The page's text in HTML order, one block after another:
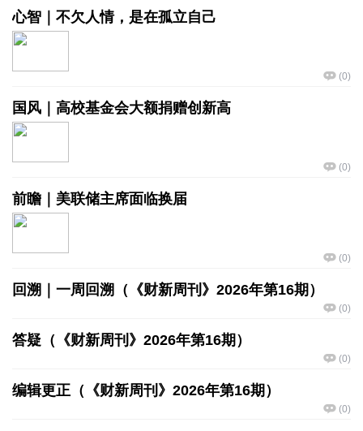
心智｜不欠人情，是在孤立自己
(0)
国风｜高校基金会大额捐赠创新高
(0)
前瞻｜美联储主席面临换届
(0)
回溯｜一周回溯（《财新周刊》2026年第16期）
(0)
答疑（《财新周刊》2026年第16期）
(0)
编辑更正（《财新周刊》2026年第16期）
(0)